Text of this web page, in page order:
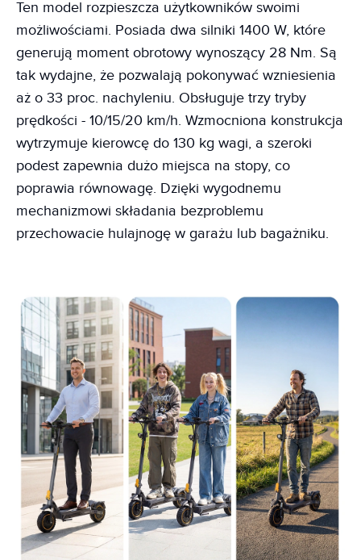
Ten model rozpieszcza użytkowników swoimi
możliwościami. Posiada dwa silniki 1400 W, które
generują moment obrotowy wynoszący 28 Nm. Są
tak wydajne, że pozwalają pokonywać wzniesienia
aż o 33 proc. nachyleniu. Obsługuje trzy tryby
prędkości - 10/15/20 km/h. Wzmocniona konstrukcja
wytrzymuje kierowcę do 130 kg wagi, a szeroki
podest zapewnia dużo miejsca na stopy, co
poprawia równowagę. Dzięki wygodnemu
mechanizmowi składania bezproblemu
przechowacie hulajnogę w garażu lub bagażniku.